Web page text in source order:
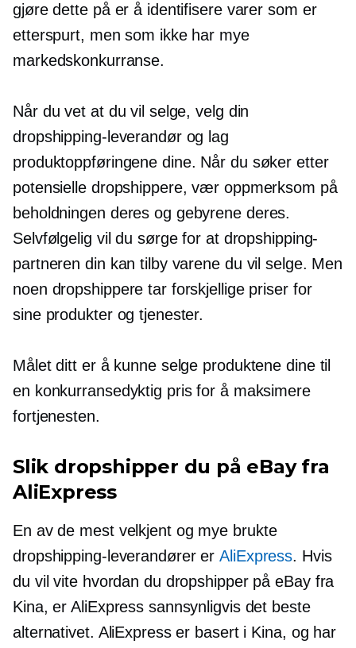
gjøre dette på er å identifisere varer som er
etterspurt, men som ikke har mye
markedskonkurranse.
Når du vet at du vil selge, velg din
dropshipping-leverandør og lag
produktoppføringene dine. Når du søker etter
potensielle dropshippere, vær oppmerksom på
beholdningen deres og gebyrene deres.
Selvfølgelig vil du sørge for at dropshipping-
partneren din kan tilby varene du vil selge. Men
noen dropshippere tar forskjellige priser for
sine produkter og tjenester.
Målet ditt er å kunne selge produktene dine til
en konkurransedyktig pris for å maksimere
fortjenesten.
Slik dropshipper du på eBay fra
AliExpress
En av de mest velkjentog mye brukte
dropshipping-leverandører erAliExpress. Hvis
du vil vite hvordan du dropshipper på eBay fra
Kina, er AliExpress sannsynligvis det beste
alternativet. AliExpress er basert i Kina, og har